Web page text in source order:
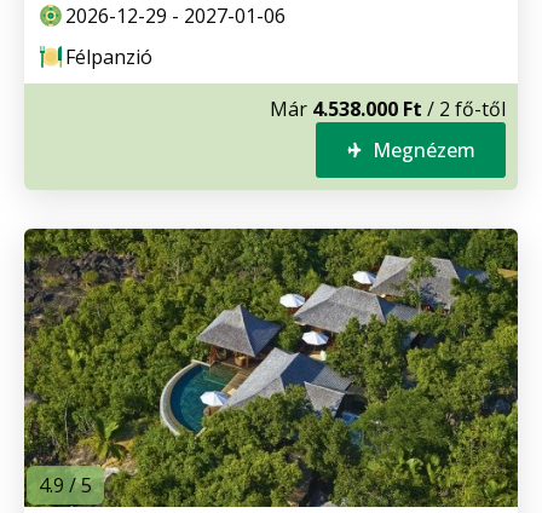
2026-12-29 - 2027-01-06
Félpanzió
Már 4.538.000 Ft / 2 fő-től
Megnézem
4.9 / 5